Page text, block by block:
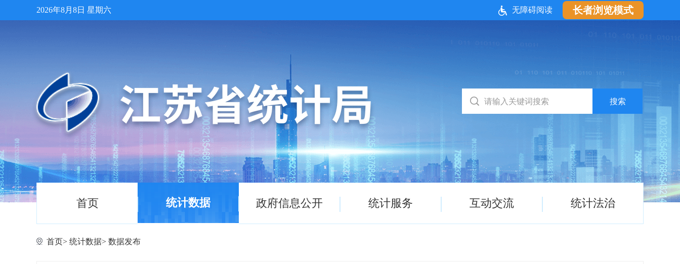
2026年8月8日 星期六 长者浏览模式
无障碍阅读
首页 统计数据 政府信息公开 统计服务 互动交流 统计法治
首页> 统计数据> 数据发布